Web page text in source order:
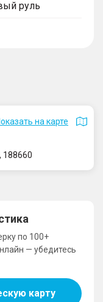
руль
на карте
188660
по 100+
— убедитесь
карту